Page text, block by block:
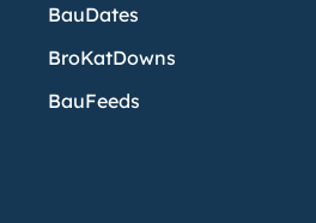
BauDates
BroKatDowns
BauFeeds